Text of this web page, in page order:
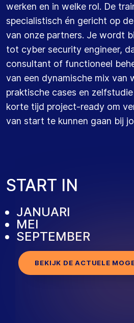
werken en in welke rol. De
specialistisch én gericht op
van onze partners. Je wordt
tot cyber security engineer,
consultant of functioneel
van een dynamische mix van
praktische cases en
korte tijd project-ready om
van start te kunnen gaan bij
START IN
JANUARI
MEI
SEPTEMBER
BEKIJK DE ACTUELE